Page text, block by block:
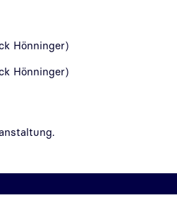
Hönninger)
Hönninger)